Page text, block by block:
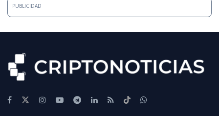
PUBLICIDAD